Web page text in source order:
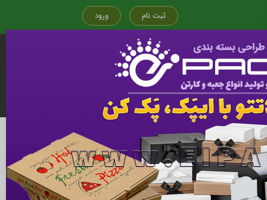
ثبت نام ورود